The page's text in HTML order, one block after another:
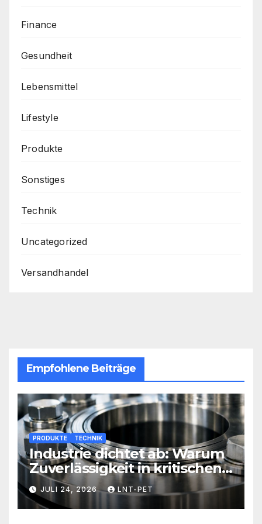
Finance
Gesundheit
Lebensmittel
Lifestyle
Produkte
Sonstiges
Technik
Uncategorized
Versandhandel
Empfohlene Beiträge
PRODUKTE TECHNIK
Industrie dichtet ab: Warum
Zuverlässigkeit in kritischen
Prozessen alles entscheidet
JULI 24, 2026 LNT-PET